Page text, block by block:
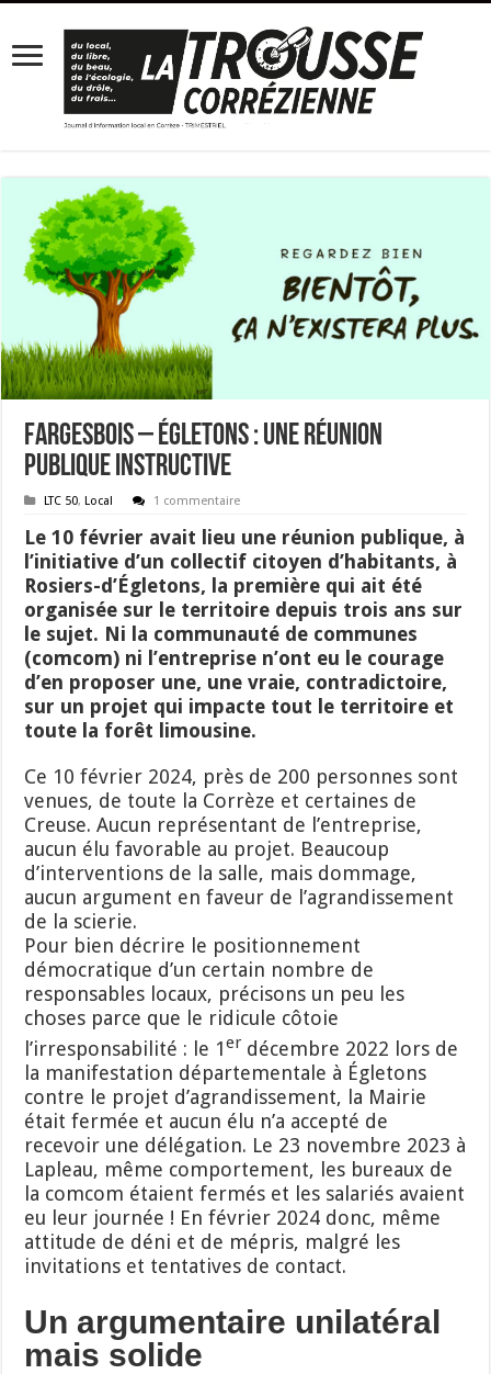
FARGESBOIS – Égletons : une réunion
publique instructive
LTC 50, Local 1 commentaire
Le 10 février avait lieu une réunion publique, à
l’initiative d’un collectif citoyen d’habitants, à
Rosiers-d’Égletons, la première qui ait été
organisée sur le territoire depuis trois ans sur
le sujet. Ni la communauté de communes
(comcom) ni l’entreprise n’ont eu le courage
d’en proposer une, une vraie, contradictoire,
sur un projet qui impacte tout le territoire et
toute la forêt limousine.
Ce 10 février 2024, près de 200 personnes sont
venues, de toute la Corrèze et certaines de
Creuse. Aucun représentant de l’entreprise,
aucun élu favorable au projet. Beaucoup
d’interventions de la salle, mais dommage,
aucun argument en faveur de l’agrandissement
de la scierie.
Pour bien décrire le positionnement
démocratique d’un certain nombre de
responsables locaux, précisons un peu les
choses parce que le ridicule côtoie
l’irresponsabilité : le 1er décembre 2022 lors de
la manifestation départementale à Égletons
contre le projet d’agrandissement, la Mairie
était fermée et aucun élu n’a accepté de
recevoir une délégation. Le 23 novembre 2023 à
Lapleau, même comportement, les bureaux de
la comcom étaient fermés et les salariés avaient
eu leur journée ! En février 2024 donc, même
attitude de déni et de mépris, malgré les
invitations et tentatives de contact.
Un argumentaire unilatéral
mais solide